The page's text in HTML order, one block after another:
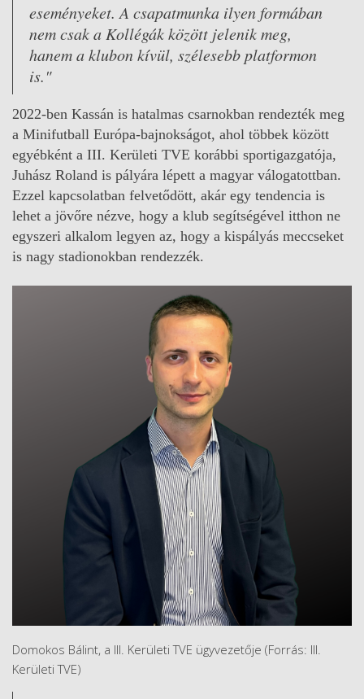
eseményeket. A csapatmunka ilyen formában
nem csak a Kollégák között jelenik meg,
hanem a klubon kívül, szélesebb platformon
is."
2022-ben Kassán is hatalmas csarnokban rendezték meg
a Minifutball Európa-bajnokságot, ahol többek között
egyébként a III. Kerületi TVE korábbi sportigazgatója,
Juhász Roland is pályára lépett a magyar válogatottban.
Ezzel kapcsolatban felvetődött, akár egy tendencia is
lehet a jövőre nézve, hogy a klub segítségével itthon ne
egyszeri alkalom legyen az, hogy a kispályás meccseket
is nagy stadionokban rendezzék.
Domokos Bálint, a III. Kerületi TVE ügyvezetője (Forrás: III.
Kerületi TVE)